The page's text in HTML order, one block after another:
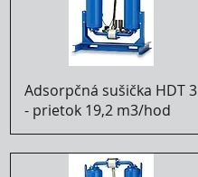
Adsorpčná sušička HDT 3
- prietok 19,2 m3/hod